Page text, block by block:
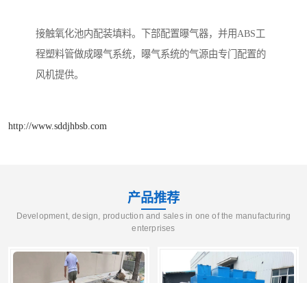
接触氧化池内配装填料。下部配置曝气器，并用ABS工
程塑料管做成曝气系统，曝气系统的气源由专门配置的
风机提供。
http://www.sddjhbsb.com
产品推荐
Development, design, production and sales in one of the manufacturing
enterprises